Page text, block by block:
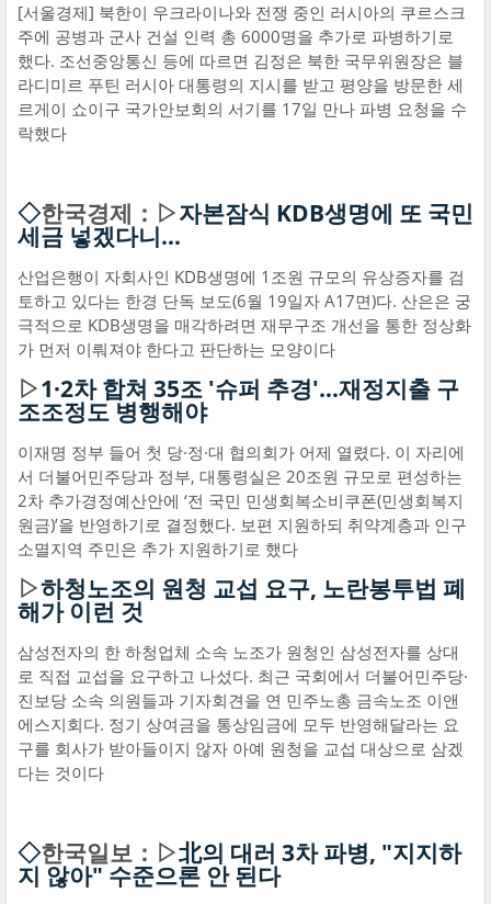
[서울경제] 북한이 우크라이나와 전쟁 중인 러시아의 쿠르스크
주에 공병과 군사 건설 인력 총 6000명을 추가로 파병하기로
했다. 조선중앙통신 등에 따르면 김정은 북한 국무위원장은 블
라디미르 푸틴 러시아 대통령의 지시를 받고 평양을 방문한 세
르게이 쇼이구 국가안보회의 서기를 17일 만나 파병 요청을 수
락했다
◇한국경제：▷자본잠식 KDB생명에 또 국민
세금 넣겠다니…
산업은행이 자회사인 KDB생명에 1조원 규모의 유상증자를 검
토하고 있다는 한경 단독 보도(6월 19일자 A17면)다. 산은은 궁
극적으로 KDB생명을 매각하려면 재무구조 개선을 통한 정상화
가 먼저 이뤄져야 한다고 판단하는 모양이다
▷1·2차 합쳐 35조 '슈퍼 추경'…재정지출 구
조조정도 병행해야
이재명 정부 들어 첫 당·정·대 협의회가 어제 열렸다. 이 자리에
서 더불어민주당과 정부, 대통령실은 20조원 규모로 편성하는
2차 추가경정예산안에 ‘전 국민 민생회복소비쿠폰(민생회복지
원금)’을 반영하기로 결정했다. 보편 지원하되 취약계층과 인구
소멸지역 주민은 추가 지원하기로 했다
▷하청노조의 원청 교섭 요구, 노란봉투법 폐
해가 이런 것
삼성전자의 한 하청업체 소속 노조가 원청인 삼성전자를 상대
로 직접 교섭을 요구하고 나섰다. 최근 국회에서 더불어민주당·
진보당 소속 의원들과 기자회견을 연 민주노총 금속노조 이앤
에스지회다. 정기 상여금을 통상임금에 모두 반영해달라는 요
구를 회사가 받아들이지 않자 아예 원청을 교섭 대상으로 삼겠
다는 것이다
◇한국일보：▷北의 대러 3차 파병, "지지하
지 않아" 수준으론 안 된다